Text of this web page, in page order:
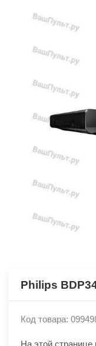
Philips
Код товара: